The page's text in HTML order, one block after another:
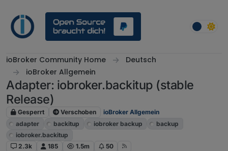
ioBroker Community Home
Deutsch
ioBroker Allgemein
Adapter: iobroker.backitup (stable
Release)
Gesperrt Verschoben
ioBroker Allgemein
adapter
backitup iobroker backup
backup
iobroker.backitup
2.3k
185 1.5m 50